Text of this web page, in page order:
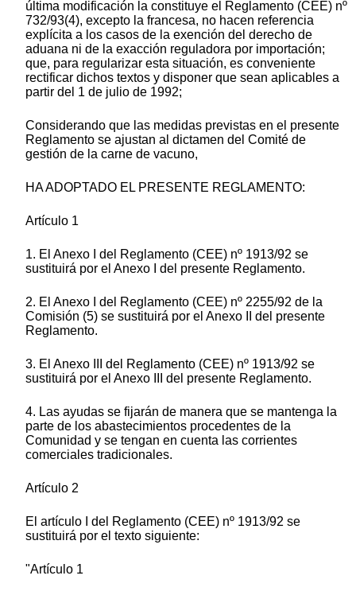
última modificación la constituye el Reglamento (CEE) nº
732/93(4), excepto la francesa, no hacen referencia
explícita a los casos de la exención del derecho de
aduana ni de la exacción reguladora por importación;
que, para regularizar esta situación, es conveniente
rectificar dichos textos y disponer que sean aplicables a
partir del 1 de julio de 1992;
Considerando que las medidas previstas en el presente
Reglamento se ajustan al dictamen del Comité de
gestión de la carne de vacuno,
HA ADOPTADO EL PRESENTE REGLAMENTO:
Artículo 1
1. El Anexo I del Reglamento (CEE) nº 1913/92 se
sustituirá por el Anexo I del presente Reglamento.
2. El Anexo I del Reglamento (CEE) nº 2255/92 de la
Comisión (5) se sustituirá por el Anexo II del presente
Reglamento.
3. El Anexo III del Reglamento (CEE) nº 1913/92 se
sustituirá por el Anexo III del presente Reglamento.
4. Las ayudas se fijarán de manera que se mantenga la
parte de los abastecimientos procedentes de la
Comunidad y se tengan en cuenta las corrientes
comerciales tradicionales.
Artículo 2
El artículo I del Reglamento (CEE) nº 1913/92 se
sustituirá por el texto siguiente:
"Artículo 1